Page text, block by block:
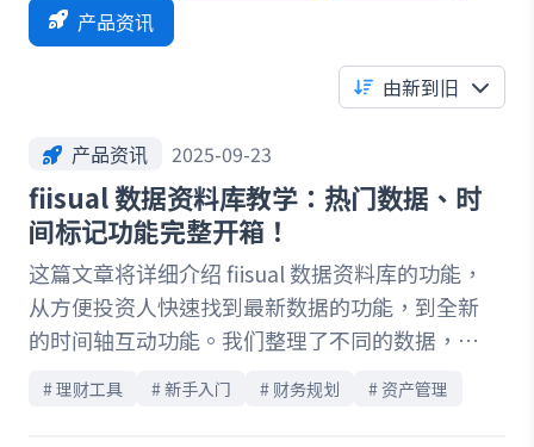
产品资讯
由新到旧
产品资讯 2025-09-23
fiisual 数据资料库教学：热门数据、时
间标记功能完整开箱！
这篇文章将详细介绍 fiisual 数据资料库的功能，
从方便投资人快速找到最新数据的功能，到全新
的时间轴互动功能。我们整理了不同的数据，并
据与事件更好的做连结，掌握更多市场背后的故
# 理财工具 # 新手入门 # 财务规划 # 资产管理